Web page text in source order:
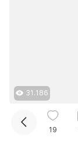
31.186
19